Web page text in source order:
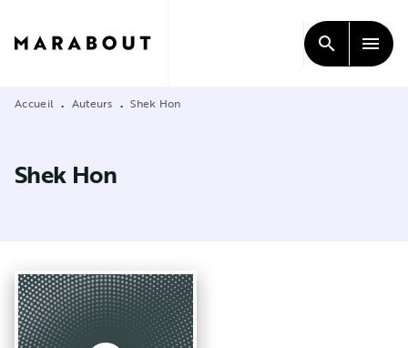
CONTENU
search menu
Accueil • Auteurs • Shek Hon
Shek Hon